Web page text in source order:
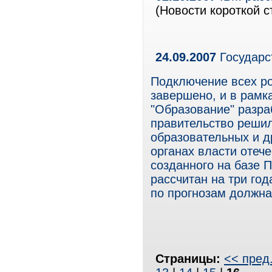
(Новости короткой
24.09.2007
Подключение всех
завершено, и в
"Образование"
правительство
образовательных и
органах власти
созданного на базе
рассчитан на три
по прогнозам
Страницы: <<